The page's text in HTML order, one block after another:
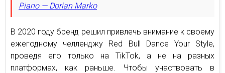
Piano — Dorian Marko
В 2020 году бренд решил привлечь внимание к своему
ежегодному челленджу Red Bull Dance Your Style,
проведя его только на TikTok, а не на разных
платформах, как раньше. Чтобы участвовать в